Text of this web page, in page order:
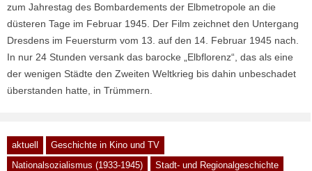
zum Jahrestag des Bombardements der Elbmetropole an die
düsteren Tage im Februar 1945. Der Film zeichnet den Untergang
Dresdens im Feuersturm vom 13. auf den 14. Februar 1945 nach.
In nur 24 Stunden versank das barocke „Elbflorenz“, das als eine
der wenigen Städte den Zweiten Weltkrieg bis dahin unbeschadet
überstanden hatte, in Trümmern.
aktuell
Geschichte in Kino und TV
Nationalsozialismus (1933-1945)
Stadt- und Regionalgeschichte